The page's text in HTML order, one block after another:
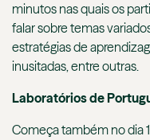
minutos nas quais os
falar sobre temas
estratégias de
inusitadas, entre outras.
Laboratórios de
Começa também no dia